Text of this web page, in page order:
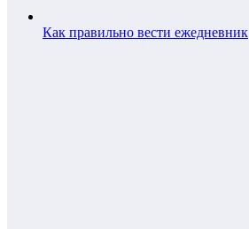
Как правильно вести ежедневник